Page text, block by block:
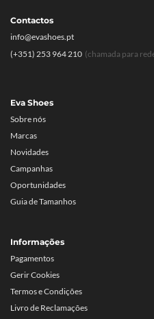
Eva Shoes
Sobre nós
Marcas
Novidades
Campanhas
Oportunidades
Guia de Tamanhos
Informações
Pagamentos
Gerir Cookies
Termos e Condições
Livro de Reclamações
Contactos
info@evashoes.pt
(+351) 253 964 210 (chamada para